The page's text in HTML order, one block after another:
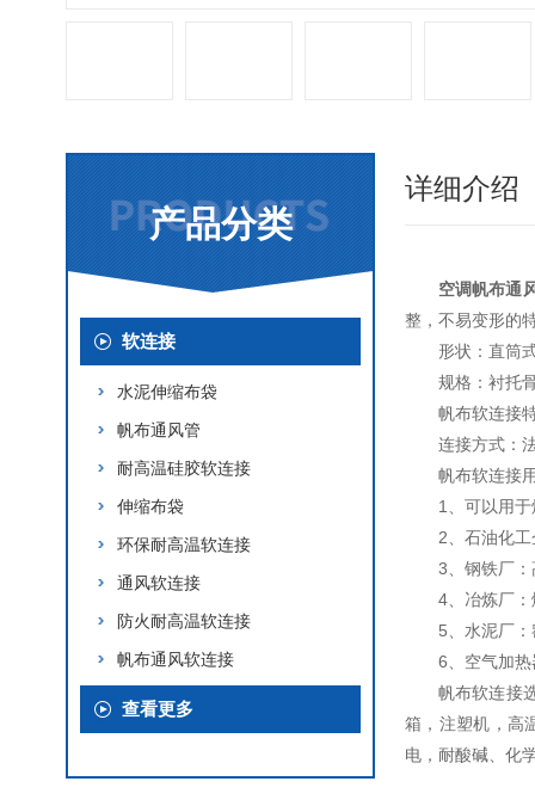
产品分类
软连接
水泥伸缩布袋
帆布通风管
耐高温硅胶软连接
伸缩布袋
环保耐高温软连接
通风软连接
防火耐高温软连接
帆布通风软连接
查看更多
详细介绍
空调帆布通
整，不易变形的
形状：直筒
规格：衬托
帆布软连接
连接方式：
帆布软连接
1、可以用
2、石油化
3、钢铁厂
4、冶炼厂
5、水泥厂
6、空气加
帆布软连接
箱，注塑机，高
电，耐酸碱、化